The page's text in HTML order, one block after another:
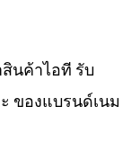
นค้าไอที รับ
ของแบรนด์เนม